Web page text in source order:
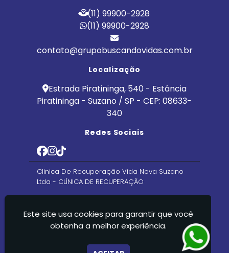
(11) 99900-2928
(11) 99900-2928
contato@grupobuscandovidas.com.br
Localização
Estrada Piratininga, 540 - Estância
Piratininga - Suzano / SP - CEP: 08633-
340
Redes Sociais
Clinica De Recuperação Vida Nova Suzano
Ltda - CLÍNICA DE RECUPERAÇÃO
Este site usa cookies para garantir que você
obtenha a melhor experiência.